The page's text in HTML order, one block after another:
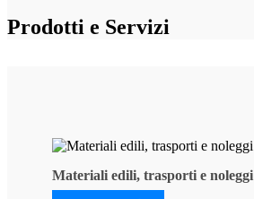
Prodotti e Servizi
Materiali edili, trasporti e noleggi